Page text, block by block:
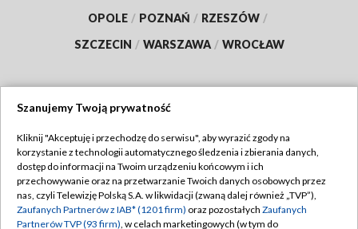
OPOLE / POZNAŃ / RZESZÓW /
SZCZECIN / WARSZAWA / WROCŁAW
TVP
Abonament TVP
Emisja w TVP
Regulamin TVP
Polityka prywatności
Szanujemy Twoją prywatność
Kliknij "Akceptuję i przechodzę do serwisu", aby wyrazić zgody na
korzystanie z technologii automatycznego śledzenia i zbierania danych,
dostęp do informacji na Twoim urządzeniu końcowym i ich
przechowywanie oraz na przetwarzanie Twoich danych osobowych przez
nas, czyli Telewizję Polską S.A. w likwidacji (zwaną dalej również „TVP”),
Zaufanych Partnerów z IAB* (1201 firm) oraz pozostałych Zaufanych
Partnerów TVP (93 firm), w celach marketingowych (w tym do